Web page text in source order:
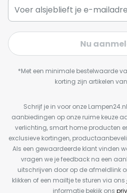
Nu
*Met een minimale bestelwaarde
korting zijn artikelen van
Schrijf je in voor onze
aanbiedingen op onze ruime keuze
verlichting, smart home producten
exclusieve kortingen,
Als een gewaardeerde klant vinden
vragen we je feedback na een
uitschrijven door op de afmeldlink
klikken of een mailtje te sturen via ons
informatie bekijk ons